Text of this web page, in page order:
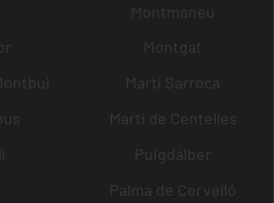
Montmaneu
Montgat
Martí Sarroca
Martí de Centelles
Puigdàlber
Palma de Cervelló